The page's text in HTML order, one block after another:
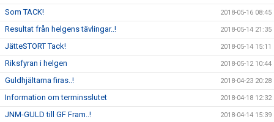
Som TACK! 2018-05-16 08:45
Resultat från helgens tävlingar..! 2018-05-14 21:35
JätteSTORT Tack! 2018-05-14 15:11
Riksfyran i helgen 2018-05-12 10:44
Guldhjältarna firas..! 2018-04-23 20:28
Information om terminsslutet 2018-04-18 12:32
JNM-GULD till GF Fram..! 2018-04-14 15:39